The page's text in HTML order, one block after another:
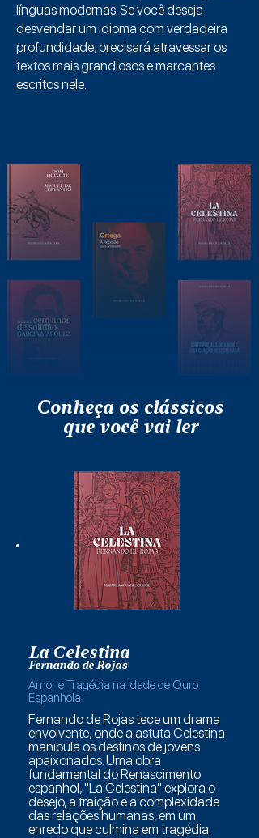
línguas modernas. Se você deseja
desvendar um idioma com verdadeira
profundidade, precisará atravessar os
textos mais grandiosos e marcantes
escritos nele.
Conheça os clássicos
que você vai ler
La Celestina
Fernando de Rojas
Amor e Tragédia na Idade de Ouro
Espanhola
Fernando de Rojas tece um drama
envolvente, onde a astuta Celestina
manipula os destinos de jovens
apaixonados. Uma obra
fundamental do Renascimento
espanhol, "La Celestina" explora o
desejo, a traição e a complexidade
das relações humanas, em um
enredo que culmina em tragédia.